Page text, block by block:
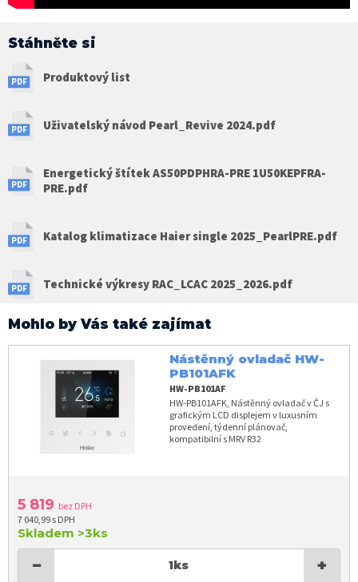
Stáhněte si
Produktový list
Uživatelský návod Pearl_Revive 2024.pdf
Energetický štítek AS50PDPHRA-PRE 1U50KEPFRA-
PRE.pdf
Katalog klimatizace Haier single 2025_PearlPRE.pdf
Technické výkresy RAC_LCAC 2025_2026.pdf
Mohlo by Vás také zajímat
Nástěnný ovladač HW-
PB101AFK
HW-PB101AF
HW-PB101AFK, Nástěnný ovladač v ČJ s
grafickým LCD displejem v luxusním
provedení, týdenní plánovač,
kompatibilní s MRV R32
5 819 bez DPH
7 040,99 s DPH
Skladem >3ks
− 1ks +